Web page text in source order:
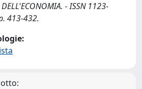
- ISSN 1123-
413-432.